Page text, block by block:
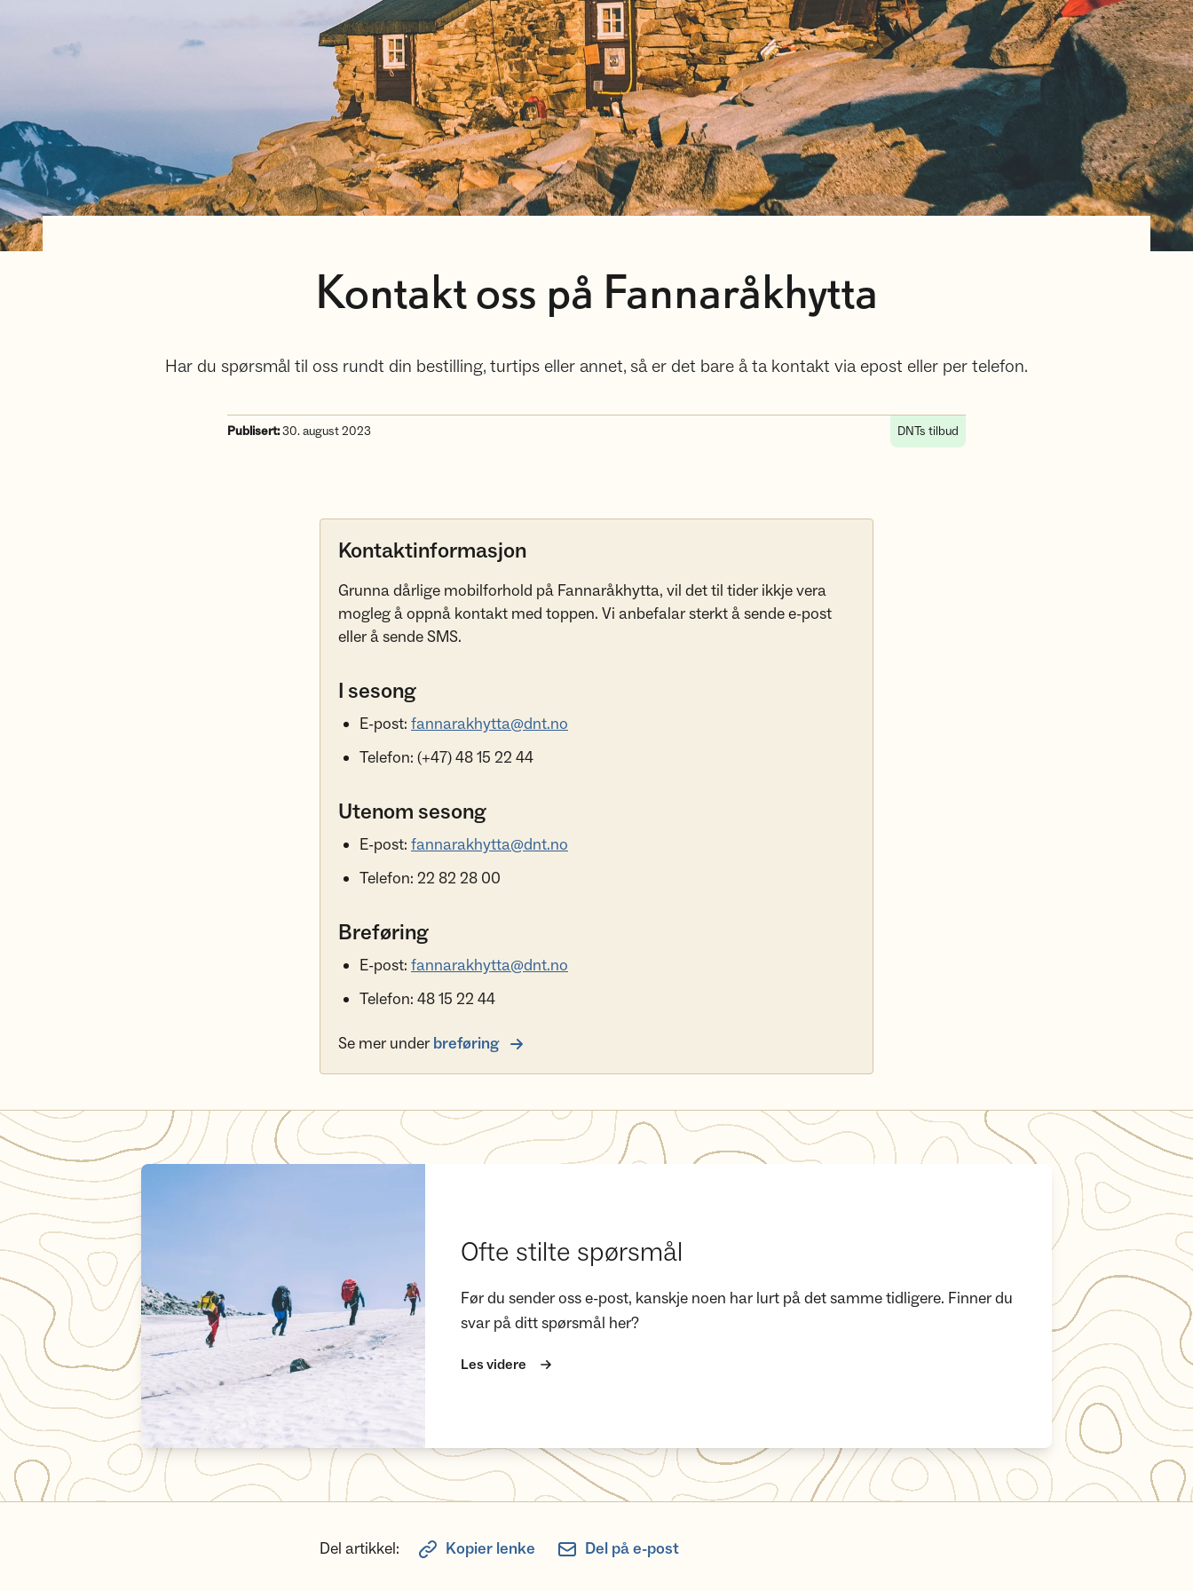
Kontakt oss på Fannaråkhytta
Har du spørsmål til oss rundt din bestilling, turtips eller annet, så er det bare å ta kontakt via epost eller per telefon.
Publisert:30. august 2023 DNTs tilbud
Kontaktinformasjon
Grunna dårlige mobilforhold på Fannaråkhytta, vil det til tider ikkje vera
mogleg å oppnå kontakt med toppen. Vi anbefalar sterkt å sende e-post
eller å sende SMS.
I sesong
E-post: fannarakhytta@dnt.no
Telefon: (+47) 48 15 22 44
Utenom sesong
E-post: fannarakhytta@dnt.no
Telefon: 22 82 28 00
Breføring
E-post: fannarakhytta@dnt.no
Telefon: 48 15 22 44
Se mer under breføring
Ofte stilte spørsmål
Ofte stilte spørsmål
Før du sender oss e-post, kanskje noen har lurt på det samme tidligere. Finner du
svar på ditt spørsmål her?
Les videre
Del artikkel: Kopier lenke Del på e-post